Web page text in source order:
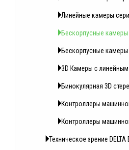
Линейные камеры
Бескорпусные камеры
Бескорпусные камеры
3D Камеры с линейным
Бинокулярная 3D
Контроллеры
Контроллеры
Техническое зрение DELTA